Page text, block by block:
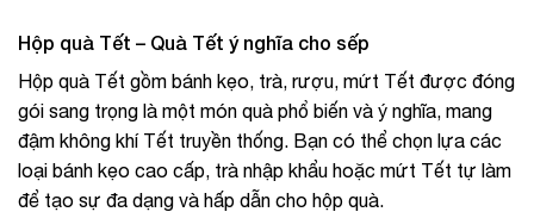
Hộp quà Tết – Quà Tết ý nghĩa cho sếp
Hộp quà Tết gồm bánh kẹo, trà, rượu, mứt Tết được đóng
gói sang trọng là một món quà phổ biến và ý nghĩa, mang
đậm không khí Tết truyền thống. Bạn có thể chọn lựa các
loại bánh kẹo cao cấp, trà nhập khẩu hoặc mứt Tết tự làm
để tạo sự đa dạng và hấp dẫn cho hộp quà.